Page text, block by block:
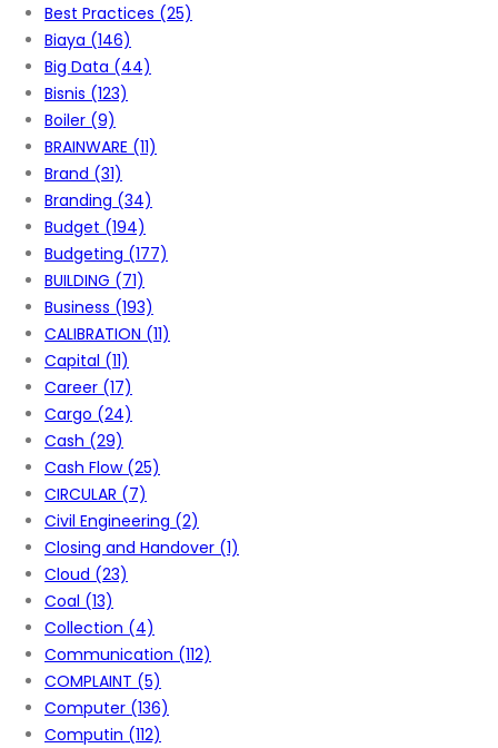
Best Practices (25)
Biaya (146)
Big Data (44)
Bisnis (123)
Boiler (9)
BRAINWARE (11)
Brand (31)
Branding (34)
Budget (194)
Budgeting (177)
BUILDING (71)
Business (193)
CALIBRATION (11)
Capital (11)
Career (17)
Cargo (24)
Cash (29)
Cash Flow(25)
CIRCULAR (7)
Civil Engineering (2)
Closing and Handover (1)
Cloud (23)
Coal (13)
Collection (4)
Communication (112)
COMPLAINT (5)
Computer (136)
Computin (112)